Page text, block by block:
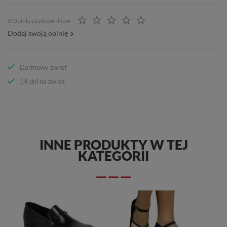
0 Opinie użytkowników
Dodaj swoją opinię
Darmowy zwrot
14 dni na zwrot
INNE PRODUKTY W TEJ
KATEGORII